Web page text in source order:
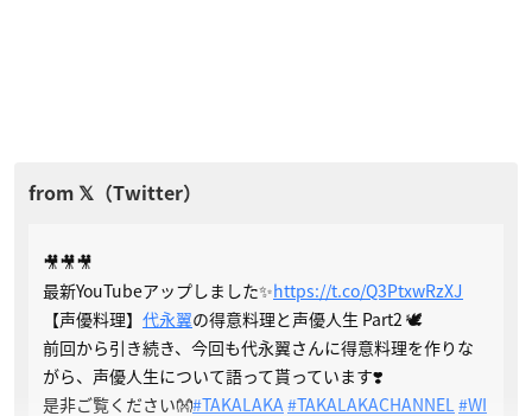
🎥🎥🎥
最新YouTubeアップしました✨https://t.co/Q3PtxwRzXJ
【声優料理】 代永翼の得意料理と声優人生 Part2 🕊
前回から引き続き、今回も代永翼さんに得意料理を作りな
がら、声優人生について語って貰っています❣️
是非ご覧ください👐#TAKALAKA #TAKALAKACHANNEL #WI